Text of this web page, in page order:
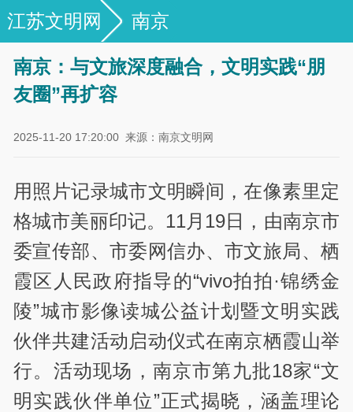
江苏文明网 南京
南京：与文旅深度融合，文明实践“朋
友圈”再扩容
2025-11-20 17:20:00 来源：南京文明网
用照片记录城市文明瞬间，在像素里定
格城市美丽印记。11月19日，由南京市
委宣传部、市委网信办、市文旅局、栖
霞区人民政府指导的“vivo拍拍·锦绣金
陵”城市影像读城公益计划暨文明实践
伙伴共建活动启动仪式在南京栖霞山举
行。活动现场，南京市第九批18家“文
明实践伙伴单位”正式揭晓，涵盖理论